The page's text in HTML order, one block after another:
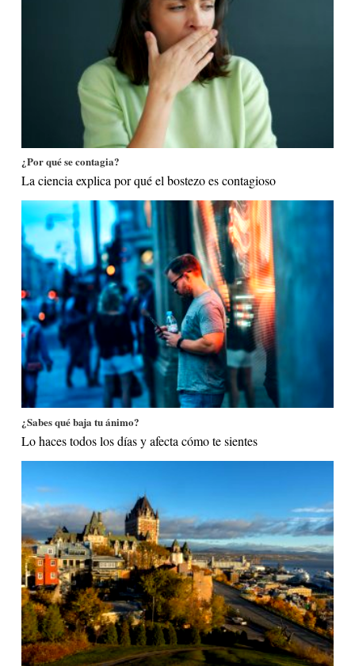
¿Por qué se contagia?
La ciencia explica por qué el bostezo es contagioso
¿Sabes qué baja tu ánimo?
Lo haces todos los días y afecta cómo te sientes